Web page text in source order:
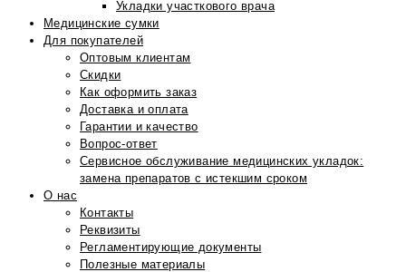
Укладки участкового врача
Медицинские сумки
Для покупателей
Оптовым клиентам
Скидки
Как оформить заказ
Доставка и оплата
Гарантии и качество
Вопрос-ответ
Сервисное обслуживание медицинских укладок:
замена препаратов с истекшим сроком
О нас
Контакты
Реквизиты
Регламентирующие документы
Полезные материалы